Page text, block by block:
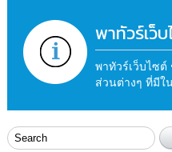
พาทัวร์เว็
พาทัวร์เว็บไซ
ส่วนต่างๆ ที่มีใ